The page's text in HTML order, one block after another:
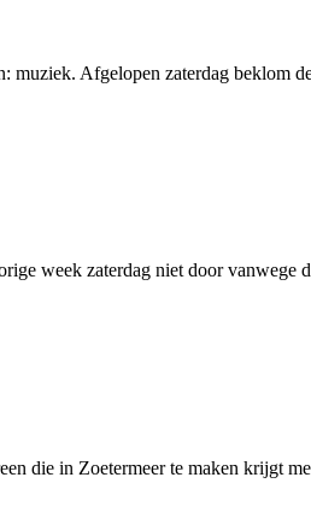
Afgelopen zaterdag beklom
week zaterdag niet door vanwege
die in Zoetermeer te maken krijgt